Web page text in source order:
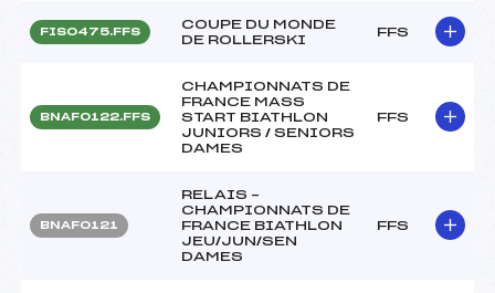
FIS0475.FFS
COUPE DU MONDE
DE ROLLERSKI
FFS
BNAF0122.FFS
CHAMPIONNATS DE
FRANCE MASS
START BIATHLON
JUNIORS / SENIORS
DAMES
FFS
BNAF0121
RELAIS –
CHAMPIONNATS DE
FRANCE BIATHLON
JEU/JUN/SEN
DAMES
FFS